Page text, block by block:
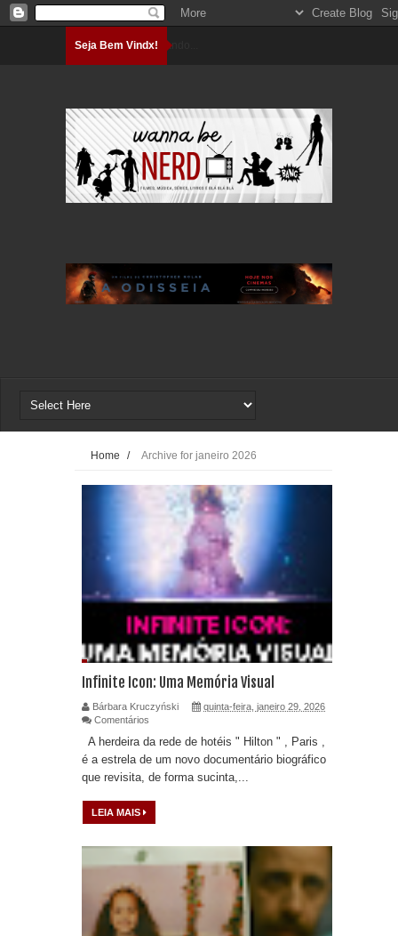
Seja Bem Vindx!Carregando...
Home / Archive for janeiro 2026
Infinite Icon: Uma Memória Visual
Bárbara Kruczyński
quinta-feira, janeiro 29, 2026
Comentários
A herdeira da rede de hotéis " Hilton " , Paris ,
é a estrela de um novo documentário biográfico
que revisita, de forma sucinta,...
LEIA MAIS